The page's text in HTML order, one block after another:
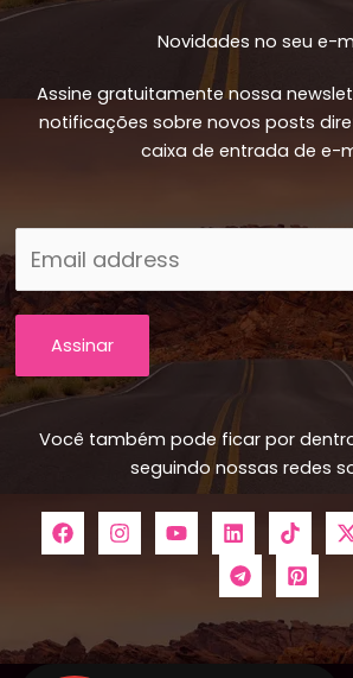
Novidades no seu e-
Assine gratuitamente nossa
notificações sobre novos posts
caixa de entrada de e-
Assinar
Você também pode ficar por
seguindo nossas redes